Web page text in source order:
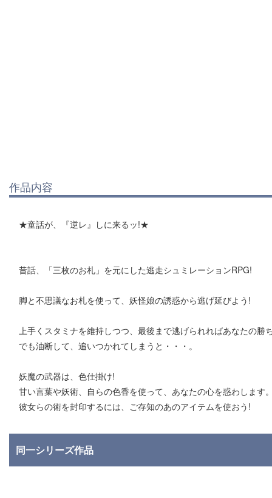
作品内容
★童話が、『逆レ』しに来るッ!★
昔話、「三枚のお札」を元にした逃走シュミレーションRPG!
脚と不思議なお札を使って、妖怪娘の誘惑から逃げ延びよう!
上手くスタミナを維持しつつ、最後まで逃げられればあなたの勝
でも油断して、追いつかれてしまうと・・・。
妖魔の武器は、色仕掛け!
甘い言葉や妖術、自らの色香を使って、あなたの心を惑わします
彼女らの術を封印するには、ご存知のあのアイテムを使おう!
同一シリーズ作品